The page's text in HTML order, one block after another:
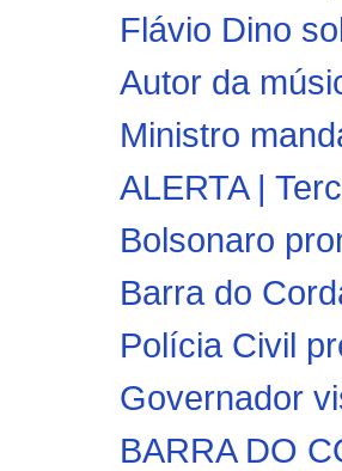
Flávio Dino
Autor da
Ministro
ALERTA |
Bolsonaro
Barra do
Polícia Civil
Governador
BARRA DO